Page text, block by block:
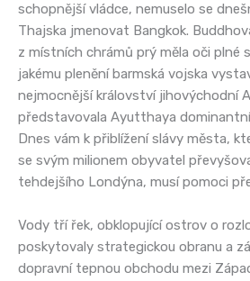
schopnější vládce, nemuselo se
Thajska jmenovat Bangkok.
z místních chrámů prý měla oči plné
jakému plenění barmská vojska
nejmocnější království jihovýchodní
představovala Ayutthaya
Dnes vám k přiblížení slávy města,
se svým milionem obyvatel
tehdejšího Londýna, musí pomoci
Vody tří řek, obklopující ostrov o
poskytovaly strategickou obranu a
dopravní tepnou obchodu mezi